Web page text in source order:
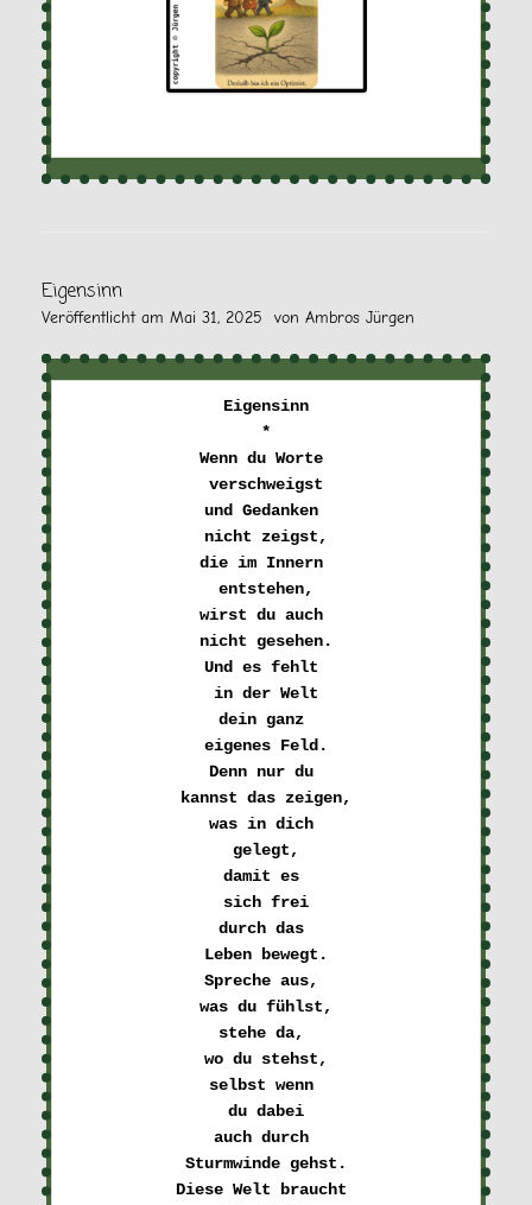
Eigensinn
Veröffentlicht am Mai 31, 2025 von Ambros Jürgen
Eigensinn
*
Wenn du Worte
verschweigst
und Gedanken
nicht zeigst,
die im Innern
entstehen,
wirst du auch
nicht gesehen.
Und es fehlt
in der Welt
dein ganz
eigenes Feld.
Denn nur du
kannst das zeigen,
was in dich
gelegt,
damit es
sich frei
durch das
Leben bewegt.
Spreche aus,
was du fühlst,
stehe da,
wo du stehst,
selbst wenn
du dabei
auch durch
Sturmwinde gehst.
Diese Welt braucht